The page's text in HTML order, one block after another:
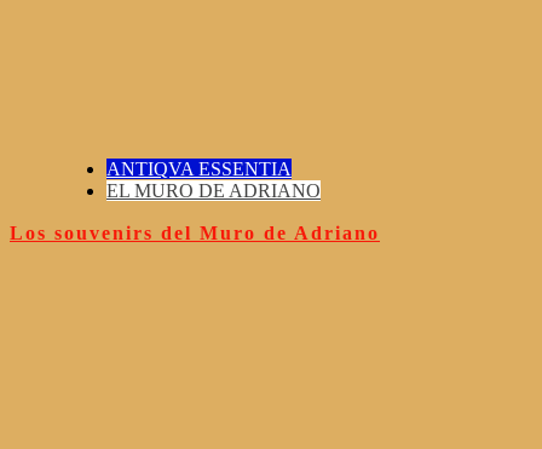
ANTIQVA ESSENTIA
EL MURO DE ADRIANO
Los souvenirs del Muro de Adriano